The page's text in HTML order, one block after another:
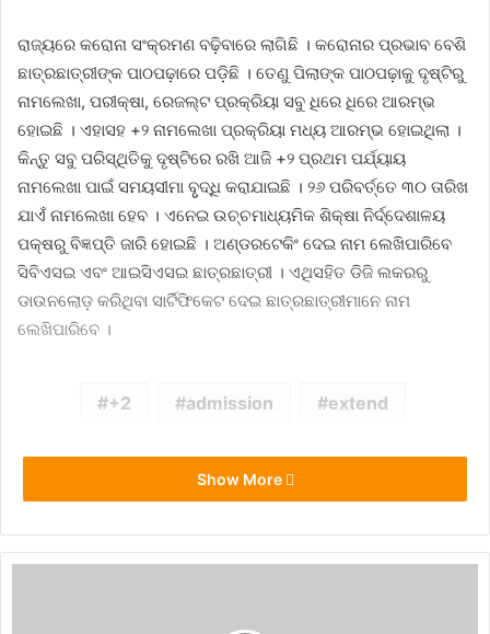
ରାଜ୍ୟରେ କରୋନା ସଂକ୍ରମଣ ବଢ଼ିବାରେ ଲାଗିଛି । କରୋନାର ପ୍ରଭାବ ବେଶି
ଛାତ୍ରଛାତ୍ରୀଙ୍କ ପାଠପଢ଼ାରେ ପଡ଼ିଛି । ତେଣୁ ପିଲାଙ୍କ ପାଠପଢ଼ାକୁ ଦୃଷ୍ଟିରୁ
ନାମଲେଖା, ପରୀକ୍ଷା, ରେଜଲ୍ଟ ପ୍ରକ୍ରିୟା ସବୁ ଧିରେ ଧିରେ ଆରମ୍ଭ
ହୋଇଛି । ଏହାସହ +୨ ନାମଲେଖା ପ୍ରକ୍ରିୟା ମଧ୍ୟ ଆରମ୍ଭ ହୋଇଥିଲା ।
କିନ୍ତୁ ସବୁ ପରିସ୍ଥିତିକୁ ଦୃଷ୍ଟିରେ ରଖି ଆଜି +୨ ପ୍ରଥମ ପର୍ଯ୍ୟାୟ
ନାମଲେଖା ପାଇଁ ସମୟସୀମା ବୃୃଦ୍ଧି କରାଯାଇଛି । ୨୬ ପରିବର୍ତ୍ତେ ୩୦ ତାରିଖ
ଯାଏଁ ନାମଲେଖା ହେବ । ଏନେଇ ଉଚ୍ଚମାଧ୍ୟମିକ ଶିକ୍ଷା ନିର୍ଦ୍ଦେଶାଳୟ
ପକ୍ଷରୁ ବିଜ୍ଞପ୍ତି ଜାରି ହୋଇଛି । ଅଣ୍ଡରଟେକିଂ ଦେଇ ନାମ ଲେଖିପାରିବେ
ସିବିଏସଇ ଏବଂ ଆଇସିଏସଇ ଛାତ୍ରଛାତ୍ରୀ । ଏଥିସହିତ ଡିଜି ଲକରରୁ
ଡାଉନଲୋଡ଼ କରିଥିବା ସାର୍ଟିଫିକେଟ ଦେଇ ଛାତ୍ରଛାତ୍ରୀମାନେ ନାମ
ଲେଖିପାରିବେ ।
+2 admission extend
Show More